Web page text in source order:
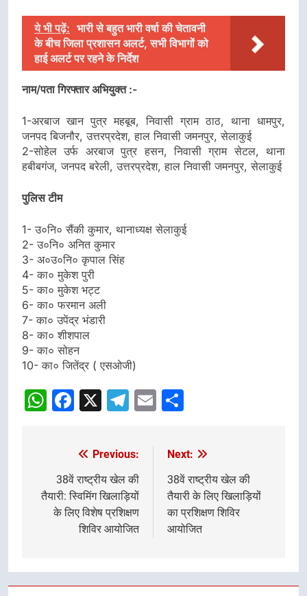
ये भी पढ़ें: भारी से बहुत भारी वर्षा की चेतावनी
के बीच जिला प्रशासन अलर्ट, सभी विभागों को
हाई अलर्ट पर रहने के निर्देश
नाम/पता गिरफ्तार अभियुक्त :-
1-अरबाज खान पुत्र महबूब, निवासी ग्राम ठाठ, थाना धामपुर,
जनपद बिजनौर, उत्तरप्रदेश, हाल निवासी जमनपुर, सेलाकुई
2-सोहेल उर्फ अरबाज पुत्र हसन, निवासी ग्राम सेटल, थाना
हबीबगंज, जनपद बरेली, उत्तरप्रदेश, हाल निवासी जमनपुर, सेलाकुई
पुलिस टीम
1- उ०नि० सैंकी कुमार, थानाध्यक्ष सेलाकुई
2- उ०नि० अनित कुमार
3- अ०उ०नि० कृपाल सिंह
4- का० मुकेश पुरी
5- का० मुकेश भट्ट
6- का० फरमान अली
7- का० उपेंद्र भंडारी
8- का० शीशपाल
9- का० सोहन
10- का० जितेंद्र ( एसओजी)
WhatsApp
Facebook
X Telegram
Email
navigation
Previous:
38वें राष्ट्रीय खेल की
तैयारी: स्विमिंग खिलाड़ियों
के लिए विशेष प्रशिक्षण
शिविर आयोजित
Next:
38वें राष्ट्रीय खेल की
तैयारी के लिए खिलाड़ियों
का प्रशिक्षण शिविर
आयोजित